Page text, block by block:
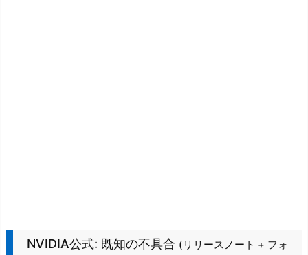
NVIDIA公式: 既知の不具合 (リリースノート + フォ